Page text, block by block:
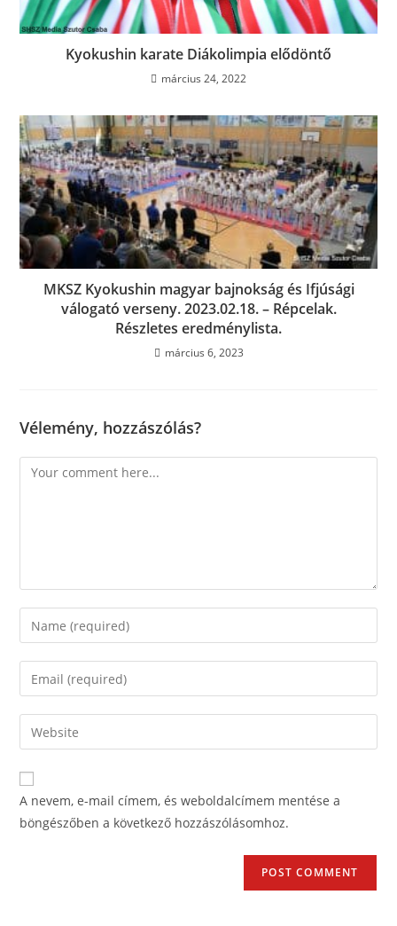
Kyokushin karate Diákolimpia elődöntő
március 24, 2022
MKSZ Kyokushin magyar bajnokság és Ifjúsági
válogató verseny. 2023.02.18. – Répcelak.
Részletes eredménylista.
március 6, 2023
Vélemény, hozzászólás?
A nevem, e-mail címem, és weboldalcímem mentése a
böngészőben a következő hozzászólásomhoz.